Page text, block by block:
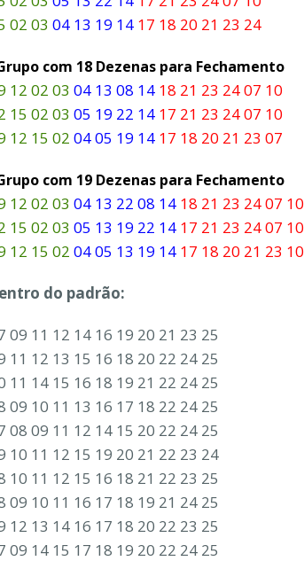
02 03 04 13 19 14 17 18 20 21 23 24
com 18 Dezenas para Fechamento
12 02 03 04 13 08 14 18 21 23 24 07 10
15 02 03 05 19 22 14 17 21 23 24 07 10
12 15 02 04 05 19 14 17 18 20 21 23 07
com 19 Dezenas para Fechamento
12 02 03 04 13 22 08 14 18 21 23 24 07 10
15 02 03 05 13 19 22 14 17 21 23 24 07 10
12 15 02 04 05 13 19 14 17 18 20 21 23 10
do padrão:
09 11 12 14 16 19 20 21 23 25
11 12 13 15 16 18 20 22 24 25
11 14 15 16 18 19 21 22 24 25
09 10 11 13 16 17 18 22 24 25
08 09 11 12 14 15 20 22 24 25
10 11 12 15 19 20 21 22 23 24
10 11 12 15 16 18 21 22 23 25
09 10 11 16 17 18 19 21 24 25
12 13 14 16 17 18 20 22 23 25
09 14 15 17 18 19 20 22 24 25